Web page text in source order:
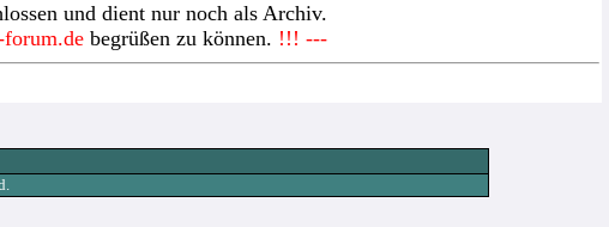
und dient nur noch als Archiv.
begrüßen zu können. !!! ---